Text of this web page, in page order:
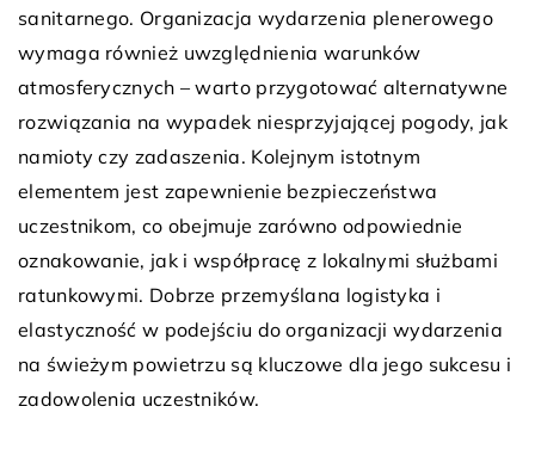
sanitarnego. Organizacja wydarzenia plenerowego
wymaga również uwzględnienia warunków
atmosferycznych – warto przygotować alternatywne
rozwiązania na wypadek niesprzyjającej pogody, jak
namioty czy zadaszenia. Kolejnym istotnym
elementem jest zapewnienie bezpieczeństwa
uczestnikom, co obejmuje zarówno odpowiednie
oznakowanie, jak i współpracę z lokalnymi służbami
ratunkowymi. Dobrze przemyślana logistyka i
elastyczność w podejściu do organizacji wydarzenia
na świeżym powietrzu są kluczowe dla jego sukcesu i
zadowolenia uczestników.